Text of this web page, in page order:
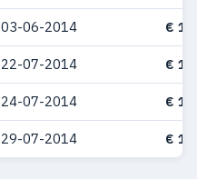
03-06-2014 €
22-07-2014 €
24-07-2014 €
29-07-2014 €